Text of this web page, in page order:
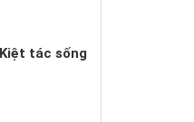
tác sống